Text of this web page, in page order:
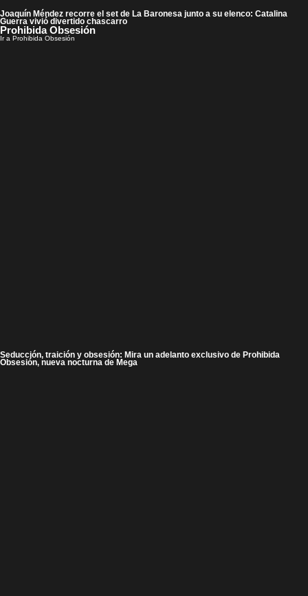
Joaquín Méndez recorre el set de La Baronesa junto a su elenco: Catalina
Guerra vivió divertido chascarro
Prohibida Obsesión
Ir a Prohibida Obsesión
Seducción, traición y obsesión: Mira un adelanto exclusivo de Prohibida
Obsesión, nueva nocturna de Mega